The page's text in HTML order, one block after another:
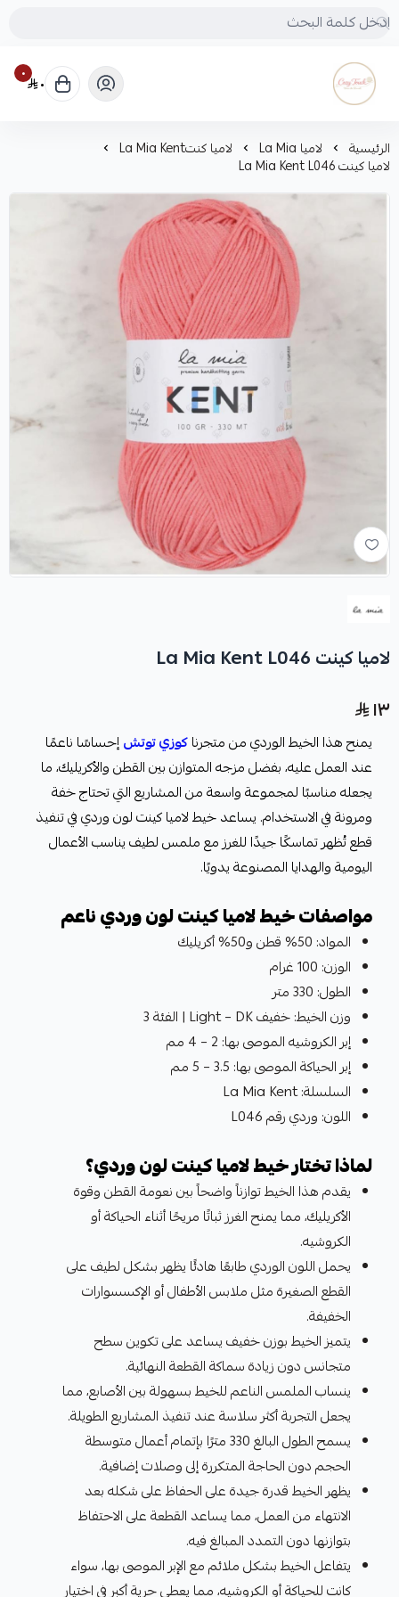
Cozy touch
٠ ٠
الرئيسية لاميا La Mia لاميا كنتLa Mia Kent
لاميا كينت La Mia Kent L046
لاميا كينت La Mia Kent L046
١٣
يمنح هذا الخيط الوردي من متجرناكوزي توتشإحساسًا ناعمًا
عند العمل عليه، بفضل مزجه المتوازن بين القطن والأكريليك، ما
يجعله مناسبًا لمجموعة واسعة من المشاريع التي تحتاج خفة
ومرونة في الاستخدام. يساعد خيط لاميا كينت لون وردي في تنفيذ
قطع تُظهر تماسكًا جيدًا للغرز مع ملمس لطيف يناسب الأعمال
اليومية والهدايا المصنوعة يدويًا.
مواصفات خيط لاميا كينت لون وردي ناعم
المواد: 50% قطن و50% أكريليك
الوزن: 100 غرام
الطول: 330 متر
وزن الخيط: خفيف Light – DK | الفئة 3
إبر الكروشيه الموصى بها: 2 – 4 مم
إبر الحياكة الموصى بها: 3.5 – 5 مم
السلسلة: La Mia Kent
اللون: وردي رقم L046
لماذا تختار خيط لاميا كينت لون وردي؟
يقدم هذا الخيط توازناً واضحاً بين نعومة القطن وقوة
الأكريليك، مما يمنح الغرز ثباتًا مريحًا أثناء الحياكة أو
الكروشيه.
يحمل اللون الوردي طابعًا هادئًا يظهر بشكل لطيف على
القطع الصغيرة مثل ملابس الأطفال أو الإكسسوارات
الخفيفة.
يتميز الخيط بوزن خفيف يساعد على تكوين سطح
متجانس دون زيادة سماكة القطعة النهائية.
ينساب الملمس الناعم للخيط بسهولة بين الأصابع، مما
يجعل التجربة أكثر سلاسة عند تنفيذ المشاريع الطويلة.
يسمح الطول البالغ 330 مترًا بإتمام أعمال متوسطة
الحجم دون الحاجة المتكررة إلى وصلات إضافية.
يظهر الخيط قدرة جيدة على الحفاظ على شكله بعد
الانتهاء من العمل، مما يساعد القطعة على الاحتفاظ
بتوازنها دون التمدد المبالغ فيه.
يتفاعل الخيط بشكل ملائم مع الإبر الموصى بها، سواء
كانت للحياكة أو الكروشيه، مما يعطي حرية أكبر في اختيار